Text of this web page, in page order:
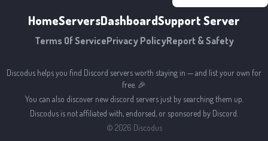
HomeServersDashboardSupport Server
Terms Of ServicePrivacy PolicyReport & Safety
Discodus helps you find Discord servers worth staying in — and list your own for
free. 🎉
You can also discover new discord servers just by searching them up.
Discodus is not affiliated with, endorsed, or sponsored by Discord.
© 2026 Discodus